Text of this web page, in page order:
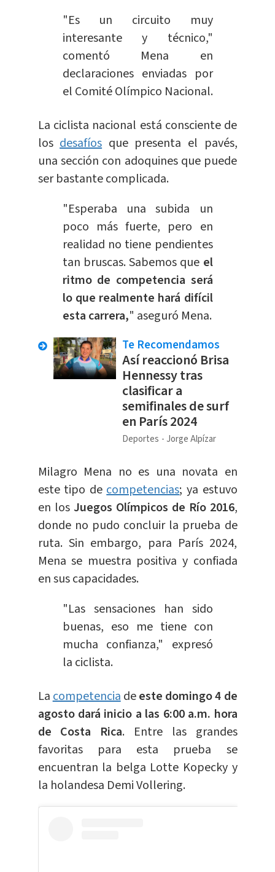
"Es un circuito muy
interesante y técnico,"
comentó Mena en
declaraciones enviadas por
el Comité Olímpico Nacional.
La ciclista nacional está consciente de
losdesafíos que presenta el pavés,
una sección con adoquines que puede
ser bastante complicada.
"Esperaba una subida un
poco más fuerte, pero en
realidad no tiene pendientes
tan bruscas. Sabemos que el
ritmo de competencia será
lo que realmente hará difícil
esta carrera," aseguró Mena.
Te Recomendamos
Así reaccionó Brisa
Hennessy tras
clasificar a
semifinales de surf
en París 2024
Deportes Jorge Alpízar
Milagro Mena no es una novata en
este tipo decompetencias; ya estuvo
en los Juegos Olímpicos de Río 2016,
donde no pudo concluir la prueba de
ruta. Sin embargo, para París 2024,
Mena se muestra positiva y confiada
en sus capacidades.
"Las sensaciones han sido
buenas, eso me tiene con
mucha confianza," expresó
la ciclista.
Lacompetenciadeeste domingo 4 de
agosto dará inicio a las 6:00 a.m. hora
de Costa Rica. Entre las grandes
favoritas para esta prueba se
encuentran la belga Lotte Kopecky y
la holandesa Demi Vollering.